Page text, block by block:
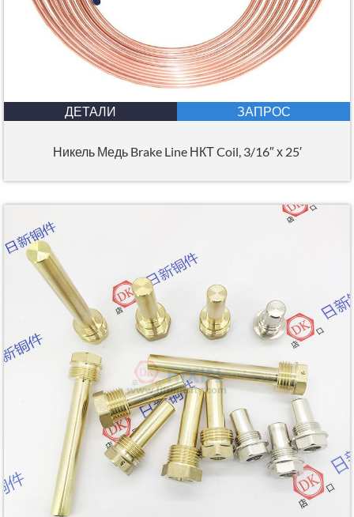
ДЕТАЛИ ЗАПРОС
Никель Медь Brake Line НКТ Coil, 3/16″ х 25′